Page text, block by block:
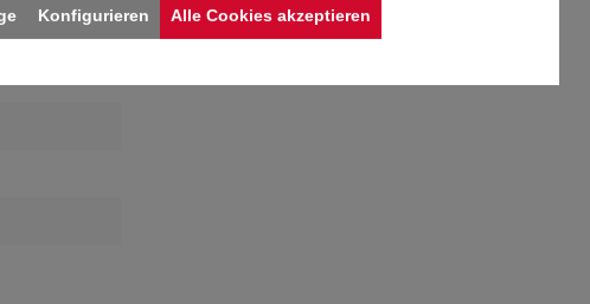
Konfigurieren Alle Cookies akzeptieren